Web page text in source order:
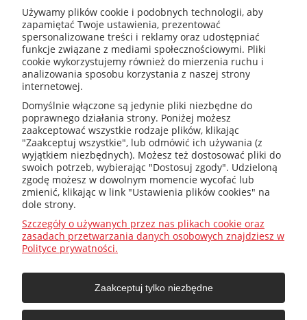
kotly@kotly.com.pl
+48 32 419 01 20
+48 32 415 31 65
O firmie
Używamy plików cookie i podobnych technologii, aby
zapamiętać Twoje ustawienia, prezentować
spersonalizowane treści i reklamy oraz udostępniać
funkcje związane z mediami społecznościowymi. Pliki
cookie wykorzystujemy również do mierzenia ruchu i
analizowania sposobu korzystania z naszej strony
internetowej.
Domyślnie włączone są jedynie pliki niezbędne do
poprawnego działania strony. Poniżej możesz
zaakceptować wszystkie rodzaje plików, klikając
"Zaakceptuj wszystkie", lub odmówić ich używania (z
wyjątkiem niezbędnych). Możesz też dostosować pliki do
swoich potrzeb, wybierając "Dostosuj zgody". Udzieloną
zgodę możesz w dowolnym momencie wycofać lub
zmienić, klikając w link "Ustawienia plików cookies" na
dole strony.
Szczegóły o używanych przez nas plikach cookie oraz
zasadach przetwarzania danych osobowych znajdziesz w
Polityce prywatności.
Zaakceptuj tylko niezbędne